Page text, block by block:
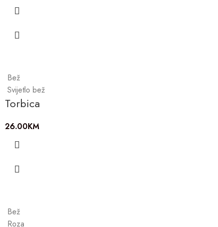
Bež
Svijetlo bež
Torbica
26.00KM
Bež
Roza